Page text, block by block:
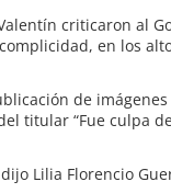
criticaron al
en los
de
titular “Fue culpa
Lilia Florencio